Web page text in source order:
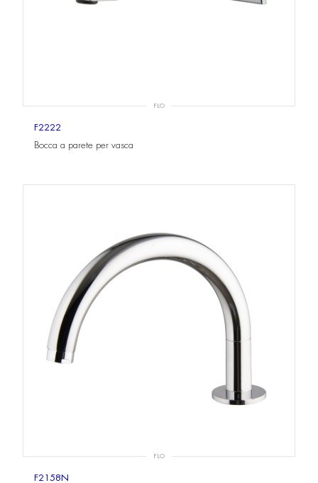
FLO
F2222
Bocca a parete per vasca
FLO
F2158N